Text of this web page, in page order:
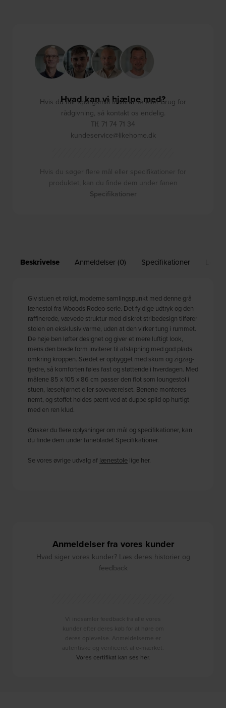
Beskrivelse Anmeldelser (0) Specifikationer
Giv stuen et roligt, moderne samlingspunkt med denne grå
lænestol fra Wooods Rodeo-serie. Det fyldige udtryk og den
raffinerede, vævede struktur med diskret stribedesign tilfører
stolen en eksklusiv varme, uden at den virker tung i rummet.
De høje ben løfter designet og giver et mere luftigt look,
mens den brede form inviterer til afslapning med god plads
omkring kroppen. Sædet er opbygget med skum og zigzag-
fjedre, så komforten føles fast og støttende i hverdagen. Med
målene 85 x 105 x 86 cm passer den flot som loungestol i
stuen, læsehjørnet eller soveværelset. Benene monteres
nemt, og stoffet holdes pænt ved at duppe spild op hurtigt
med en ren klud.
Ønsker du flere oplysninger om mål og specifikationer, kan
du finde dem under fanebladet Specifikationer.
Se vores øvrige udvalg af lænestole lige her.
Anmeldelser fra vores kunder
Hvad siger vores kunder? Læs deres historier og
feedback
Vi indsamler feedback fra alle vores
kunder efter deres køb for at høre om
deres oplevelse. Anmeldelserne er
autentiske og verificeret af e-mærket.
Vores certifikat kan ses her.
Hvad kan vi hjælpe med?
Hvis du har spørgsmål til varerne eller brug for
rådgivning, så kontakt os endelig.
Tlf. 71 74 71 34
kundeservice@likehome.dk
Hvis du søger flere mål eller specifikationer for
produktet, kan du finde dem under fanen
Specifikationer